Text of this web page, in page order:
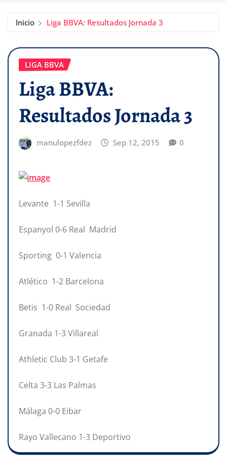
Inicio Liga BBVA: Resultados Jornada 3
LIGA BBVA
Liga BBVA:
Resultados Jornada 3
manulopezfdez Sep 12, 2015 0
Levante 1-1 Sevilla
Espanyol 0-6 Real Madrid
Sporting 0-1 Valencia
Atlético 1-2 Barcelona
Betis 1-0 Real Sociedad
Granada 1-3 Villareal
Athletic Club 3-1 Getafe
Celta 3-3 Las Palmas
Málaga 0-0 Eibar
Rayo Vallecano 1-3 Deportivo